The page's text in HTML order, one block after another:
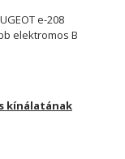
e-208
elektromos B
kínálatának